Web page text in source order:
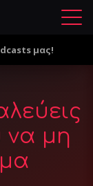
Μ
ο
μας!
να μη